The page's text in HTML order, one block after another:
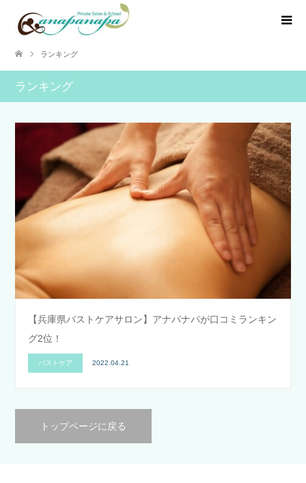
ランキング
ランキング
【兵庫県バストケアサロン】アナパナパが口コミランキン
グ2位！
バストケア 2022.04.21
トップページに戻る